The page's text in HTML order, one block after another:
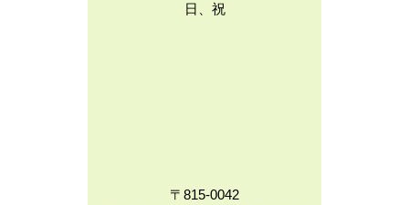
日、祝
〒815-0042